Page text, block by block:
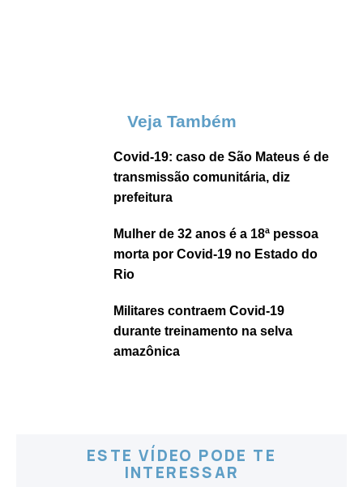
Veja Também
Covid-19: caso de São Mateus é de
transmissão comunitária, diz
prefeitura
Mulher de 32 anos é a 18ª pessoa
morta por Covid-19 no Estado do
Rio
Militares contraem Covid-19
durante treinamento na selva
amazônica
ESTE VÍDEO PODE TE
INTERESSAR